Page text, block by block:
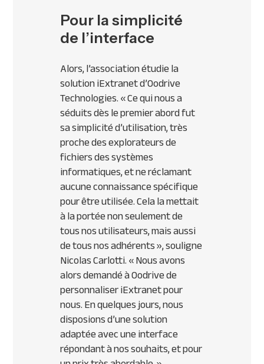
Pour la simplicité
de l’interface
Alors, l’association étudie la
solution iExtranet d’Oodrive
Technologies. « Ce qui nous a
séduits dès le premier abord fut
sa simplicité d’utilisation, très
proche des explorateurs de
fichiers des systèmes
informatiques, et ne réclamant
aucune connaissance spécifique
pour être utilisée. Cela la mettait
à la portée non seulement de
tous nos utilisateurs, mais aussi
de tous nos adhérents », souligne
Nicolas Carlotti.« Nous avons
alors demandé à Oodrive de
personnaliser iExtranet pour
nous. En quelques jours, nous
disposions d’une solution
adaptée avec une interface
répondant à nos souhaits, et pour